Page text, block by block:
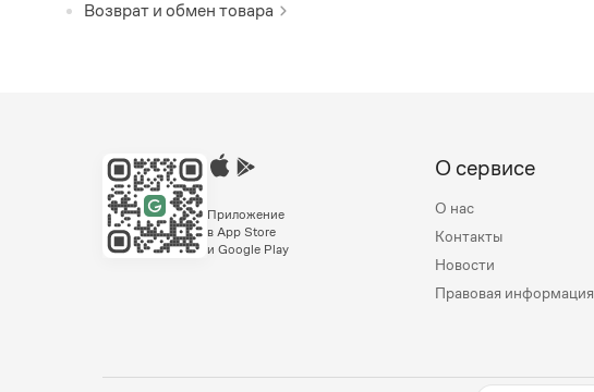
Возврат и обмен товара
Приложение
в App Store
и Google Play
О сервисе
О нас
Контакты
Новости
Правовая информация